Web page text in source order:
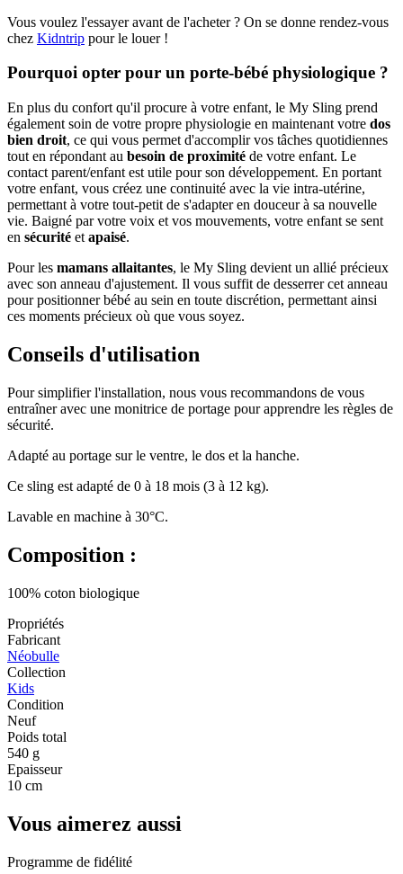
Vous voulez l'essayer avant de l'acheter ? On se donne rendez-vous
chez Kidntrip pour le louer !
Pourquoi opter pour un porte-bébé physiologique ?
En plus du confort qu'il procure à votre enfant, le My Sling prend
également soin de votre propre physiologie en maintenant votre dos
bien droit, ce qui vous permet d'accomplir vos tâches quotidiennes
tout en répondant au besoin de proximité de votre enfant. Le
contact parent/enfant est utile pour son développement. En portant
votre enfant, vous créez une continuité avec la vie intra-utérine,
permettant à votre tout-petit de s'adapter en douceur à sa nouvelle
vie. Baigné par votre voix et vos mouvements, votre enfant se sent
en sécurité et apaisé.
Pour les mamans allaitantes, le My Sling devient un allié précieux
avec son anneau d'ajustement. Il vous suffit de desserrer cet anneau
pour positionner bébé au sein en toute discrétion, permettant ainsi
ces moments précieux où que vous soyez.
Conseils d'utilisation
Pour simplifier l'installation, nous vous recommandons de vous
entraîner avec une monitrice de portage pour apprendre les règles de
sécurité.
Adapté au portage sur le ventre, le dos et la hanche.
Ce sling est adapté de 0 à 18 mois (3 à 12 kg).
Lavable en machine à 30°C.
Composition :
100% coton biologique
Propriétés
Fabricant
Néobulle
Collection
Kids
Condition
Neuf
Poids total
540 g
Epaisseur
10 cm
Vous aimerez aussi
Programme de fidélité